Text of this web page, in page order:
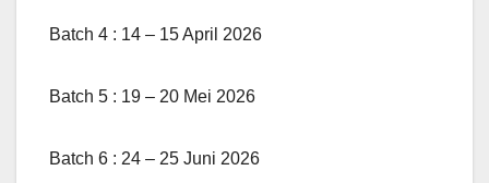
Batch 4 : 14 – 15 April 2026
Batch 5 : 19 – 20 Mei 2026
Batch 6 : 24 – 25 Juni 2026